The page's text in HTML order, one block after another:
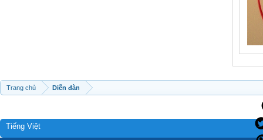
Trang chủ Diễn đàn
Tiếng Việt